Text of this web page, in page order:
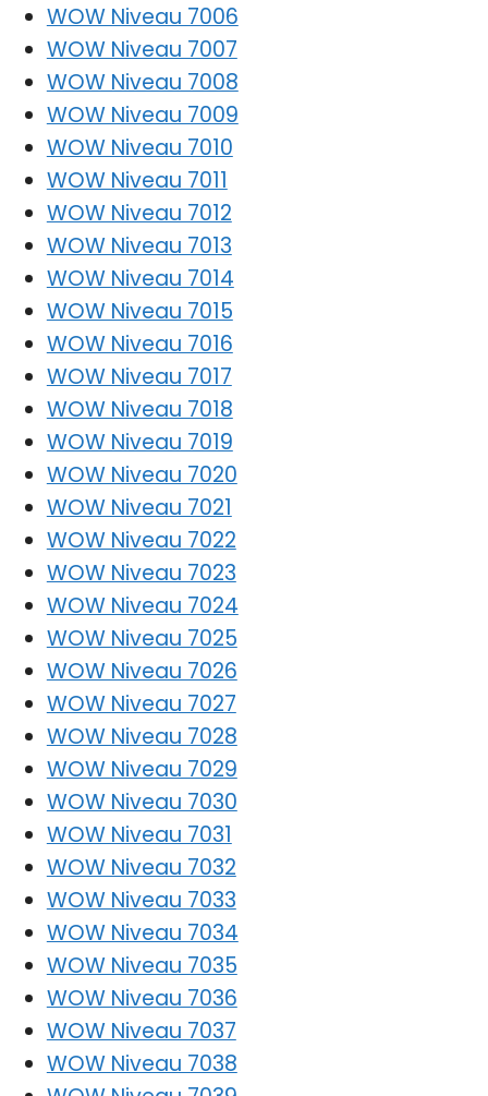
WOW Niveau 7006
WOW Niveau 7007
WOW Niveau 7008
WOW Niveau 7009
WOW Niveau 7010
WOW Niveau 7011
WOW Niveau 7012
WOW Niveau 7013
WOW Niveau 7014
WOW Niveau 7015
WOW Niveau 7016
WOW Niveau 7017
WOW Niveau 7018
WOW Niveau 7019
WOW Niveau 7020
WOW Niveau 7021
WOW Niveau 7022
WOW Niveau 7023
WOW Niveau 7024
WOW Niveau 7025
WOW Niveau 7026
WOW Niveau 7027
WOW Niveau 7028
WOW Niveau 7029
WOW Niveau 7030
WOW Niveau 7031
WOW Niveau 7032
WOW Niveau 7033
WOW Niveau 7034
WOW Niveau 7035
WOW Niveau 7036
WOW Niveau 7037
WOW Niveau 7038